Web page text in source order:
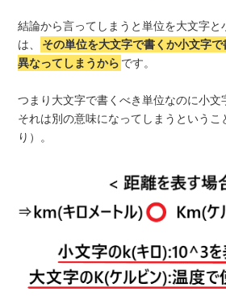
結論から言ってしまうと単位を大文字と
は、
その単位を大文字で書くか小文字
異なってしまうから です。
つまり大文字で書くべき単位なのに小文
それは別の意味になってしまうという
り）。